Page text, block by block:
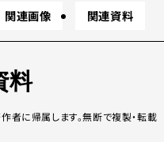
関連画像 関連資料
料
者に帰属します。無断で複製・転載
条件で絞り